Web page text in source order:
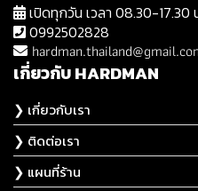
เปิดทุกวัน เวลา 08.30-17.30
0992502828
เกี่ยวกับ HARDMAN
❯ เกี่ยวกับเรา
❯ ติดต่อเรา
❯ แผนที่ร้าน